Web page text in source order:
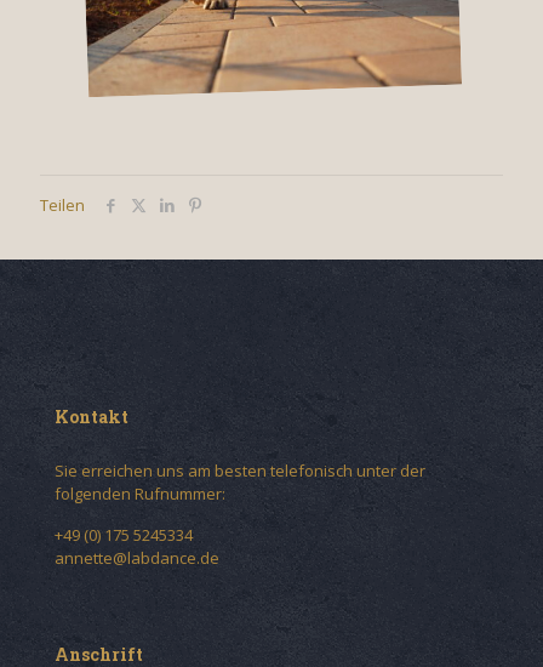
Teilen
Kontakt
Sie erreichen uns am besten telefonisch unter der
folgenden Rufnummer:
+49 (0) 175 5245334
annette@labdance.de
Anschrift